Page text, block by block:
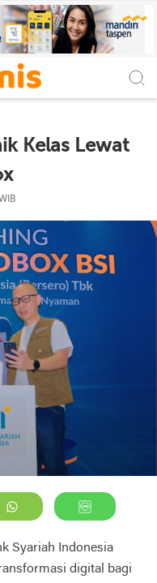
Kelas Lewat
Syariah Indonesia
digital bagi